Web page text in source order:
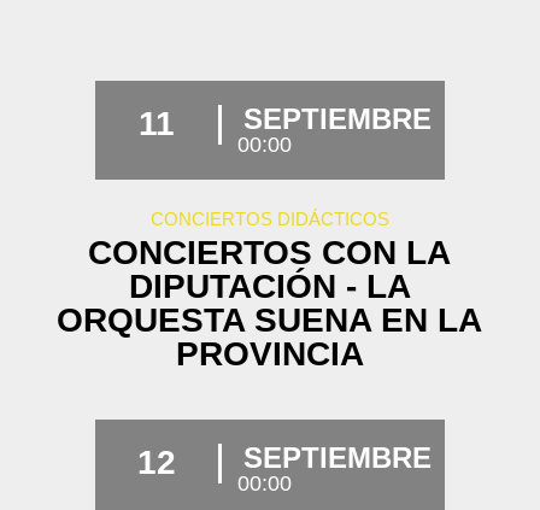
11 SEPTIEMBRE
00:00
CONCIERTOS DIDÁCTICOS
CONCIERTOS CON LA
DIPUTACIÓN - LA
ORQUESTA SUENA EN LA
PROVINCIA
12 SEPTIEMBRE
00:00